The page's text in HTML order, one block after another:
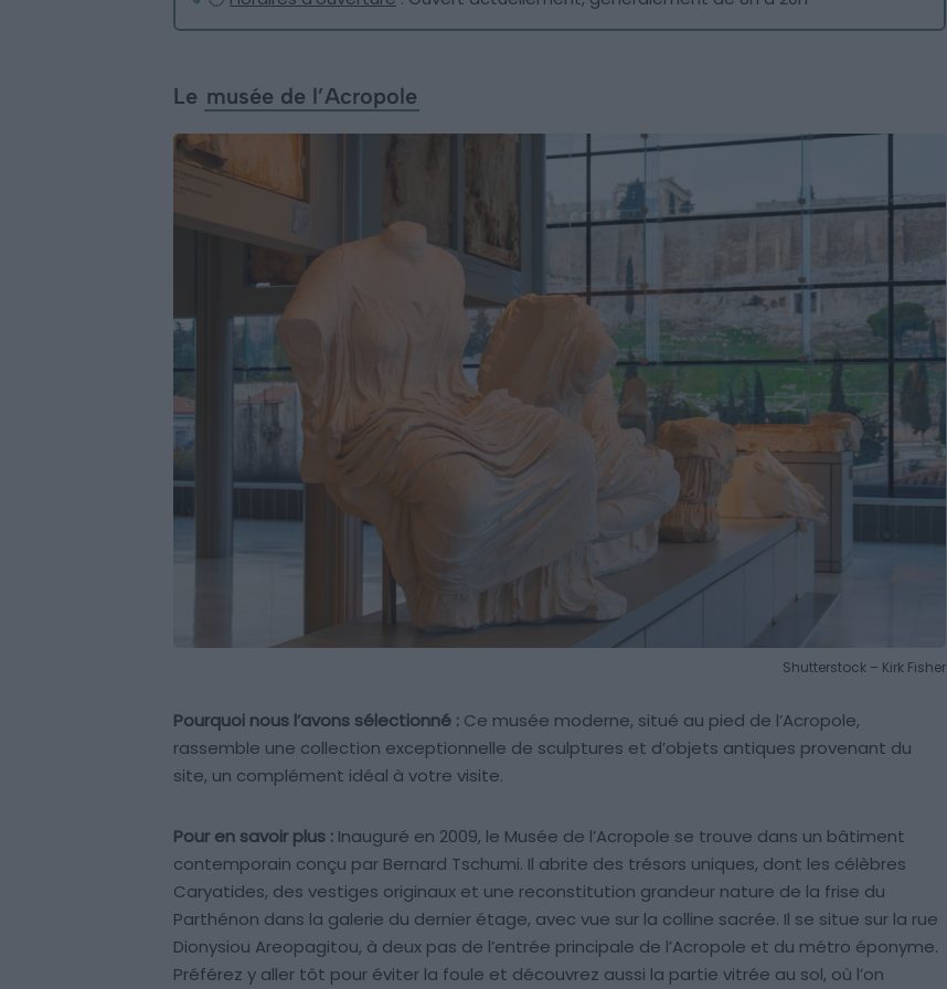
Le musée de l’Acropole
Shutterstock – Kirk Fisher
Pourquoi nous l’avons sélectionné : Ce musée moderne, situé au pied de l’Acropole,
rassemble une collection exceptionnelle de sculptures et d’objets antiques provenant du
site, un complément idéal à votre visite.
Pour en savoir plus : Inauguré en 2009, le Musée de l’Acropole se trouve dans un bâtiment
contemporain conçu par Bernard Tschumi. Il abrite des trésors uniques, dont les célèbres
Caryatides, des vestiges originaux et une reconstitution grandeur nature de la frise du
Parthénon dans la galerie du dernier étage, avec vue sur la colline sacrée. Il se situe sur la rue
Dionysiou Areopagitou, à deux pas de l’entrée principale de l’Acropole et du métro éponyme.
Préférez y aller tôt pour éviter la foule et découvrez aussi la partie vitrée au sol, où l’on